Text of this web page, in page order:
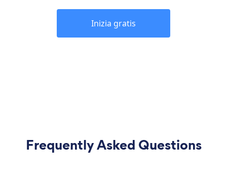
Inizia gratis
Frequently Asked Questions